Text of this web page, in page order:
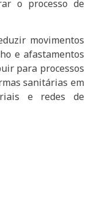
o processo de
movimentos
e afastamentos
para processos
sanitárias em
e redes de